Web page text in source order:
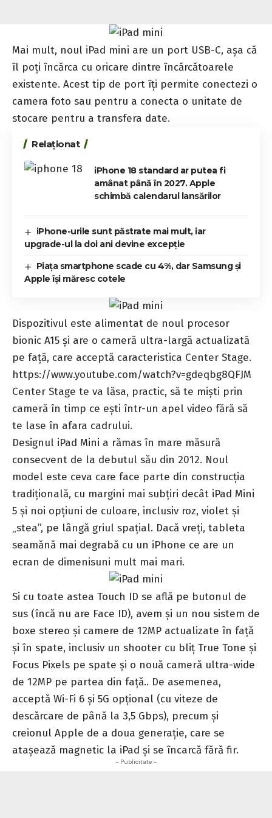
Mai mult, noul iPad mini are un port USB-C, așa că
îl poți încărca cu oricare dintre încărcătoarele
existente. Acest tip de port îți permite conectezi o
camera foto sau pentru a conecta o unitate de
stocare pentru a transfera date.
Relaționat
iPhone 18 standard ar putea fi
amânat până în 2027. Apple
schimbă calendarul lansărilor
iPhone-urile sunt păstrate mai mult, iar
upgrade-ul la doi ani devine excepție
Piața smartphone scade cu 4%, dar Samsung și
Apple își măresc cotele
Dispozitivul este alimentat de noul procesor
bionic A15 și are o cameră ultra-largă actualizată
pe față, care acceptă caracteristica Center Stage.
https://www.youtube.com/watch?v=gdeqbg8QFJM
Center Stage te va lăsa, practic, să te miști prin
cameră în timp ce ești într-un apel video fără să
te lase în afara cadrului.
Designul iPad Mini a rămas în mare măsură
consecvent de la debutul său din 2012. Noul
model este ceva care face parte din construcția
tradițională, cu margini mai subțiri decât iPad Mini
5 și noi opțiuni de culoare, inclusiv roz, violet și
„stea”, pe lângă griul spațial. Dacă vreți, tableta
seamănă mai degrabă cu un iPhone ce are un
ecran de dimenisuni mult mai mari.
Si cu toate astea Touch ID se află pe butonul de
sus (încă nu are Face ID), avem și un nou sistem de
boxe stereo și camere de 12MP actualizate în față
și în spate, inclusiv un shooter cu bliț True Tone și
Focus Pixels pe spate și o nouă cameră ultra-wide
de 12MP pe partea din față.. De asemenea,
acceptă Wi-Fi 6 și 5G opțional (cu viteze de
descărcare de până la 3,5 Gbps), precum și
creionul Apple de a doua generație, care se
atașează magnetic la iPad și se încarcă fără fir.
- Publicitate -